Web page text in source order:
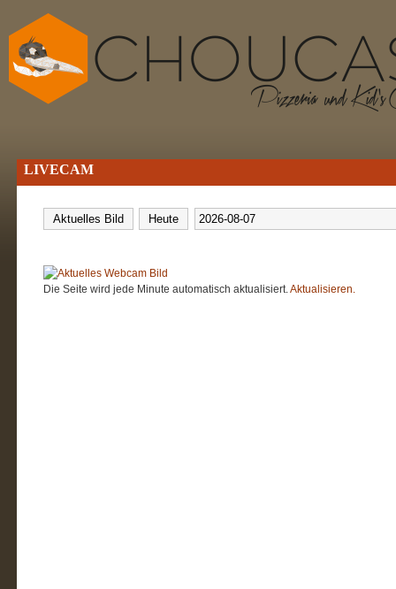
LIVECAM
Die Seite wird jede Minute automatisch aktualisiert. Aktualisieren.